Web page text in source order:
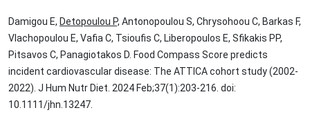
Damigou E, Detopoulou P, Antonopoulou S, Chrysohoou C, Barkas F,
Vlachopoulou E, Vafia C, Tsioufis C, Liberopoulos E, Sfikakis PP,
Pitsavos C, Panagiotakos D. Food Compass Score predicts
incident cardiovascular disease: The ATTICA cohort study (2002-
2022). J Hum Nutr Diet. 2024 Feb;37(1):203-216. doi:
10.1111/jhn.13247.